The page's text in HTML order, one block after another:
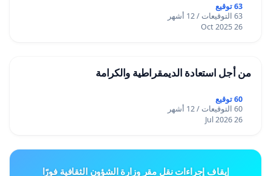
63 توقيع
63 التوقيعات / 12 أشهر
26 Oct 2025
من أجل استعادة الديمقراطية والكرامة
60 توقيع
60 التوقيعات / 12 أشهر
26 Jul 2026
إيقاف إجراءات نقل مقر وزارة الشؤون الثقافية فورًا